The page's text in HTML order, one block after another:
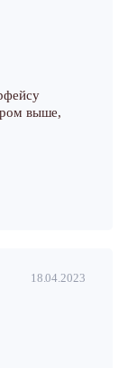
выше,
18.04.2023